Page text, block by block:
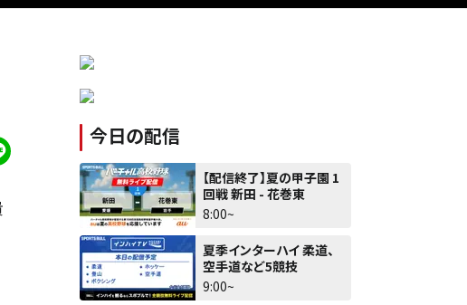
今日の配信
【配信終了】夏の甲子園 1
回戦 新田 - 花巻東
8:00~
夏季インターハイ 柔道、
空手道など5競技
9:00~